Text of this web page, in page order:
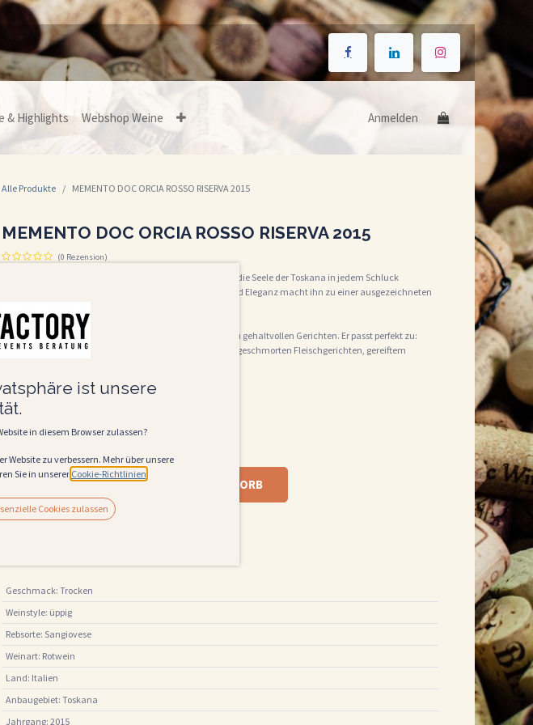
& Highlights Webshop Weine Anmelden
Alle Produkte MEMENTO DOC ORCIA ROSSO RISERVA 2015
MEMENTO DOC ORCIA ROSSO RISERVA 2015
(0 Rezension)
Der Orcia Rosso Riserva 2015 ist ein Wein für Genießer, der die Seele der Toskana in jedem Schluck
transportiert. Seine beeindruckende Balance aus Kraft und Eleganz macht ihn zu einer ausgezeichneten
Der Orcia Rosso Riserva 2015 ist ein exzellenter Begleiter zu gehaltvollen Gerichten. Er passt perfekt zu:
Wildgerichten wie Hirschragout oder Wildschweinbraten, geschmorten Fleischgerichten, gereiftem
Pasta mit kräftigen Ragouts oder Trüffeln.
26,50
( 35,33€Liter )
IN DEN WARENKORB
Auf die Wunschliste
Geschmack: Trocken
Weinstyle: üppig
Rebsorte: Sangiovese
Weinart: Rotwein
Land: Italien
Anbaugebiet: Toskana
Jahrgang: 2015
dabei
über
Events
Abonnieren
ist unsere
in diesem Browser zulassen?
Website zu verbessern. Mehr über unsere
Sie in unserer Cookie-Richtlinien
Cookies zulassen